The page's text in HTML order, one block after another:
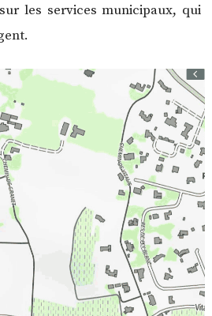
les services municipaux, qui